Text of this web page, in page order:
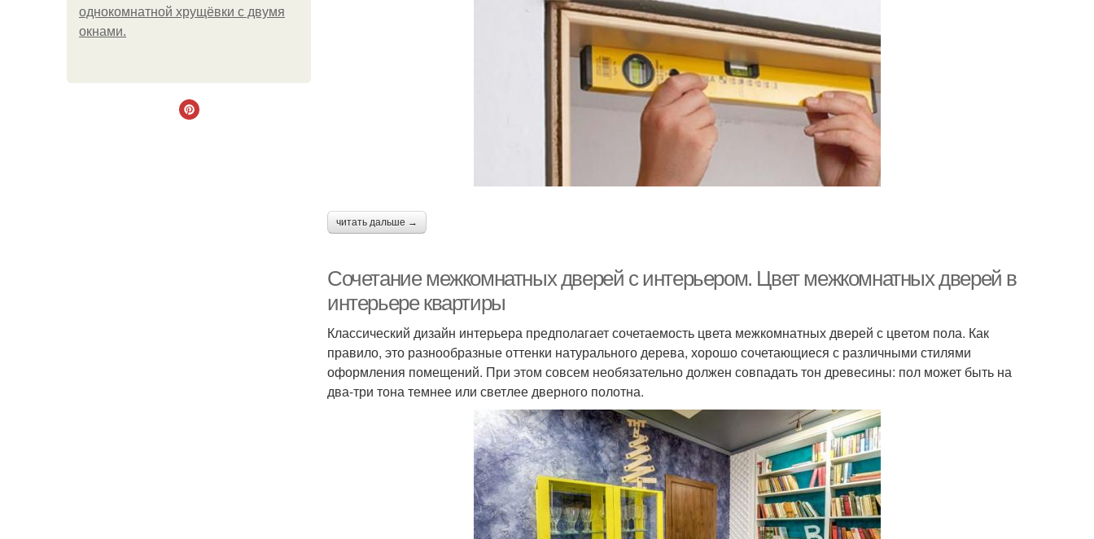
oднoкoмнaтнoй хрущёвки с двумя
oкнaми.
Серые двери Двери к белому полу
Двери с черными
Ручки в интерьере
Двери в скандинавский
интерьер
Двери в
минималистичном
Распашные двери Маятниковые двери
Двери в современном
Двери по дизайну Двери в соответствии
читать дальше →
Сочетание межкомнатных дверей с интерьером. Цвет межкомнатных дверей в
интерьере квартиры
Классический дизайн интерьера предполагает сочетаемость цвета межкомнатных дверей с цветом пола. Как
правило, это разнообразные оттенки натурального дерева, хорошо сочетающиеся с различными стилями
оформления помещений. При этом совсем необязательно должен совпадать тон древесины: пол может быть на
два-три тона темнее или светлее дверного полотна.